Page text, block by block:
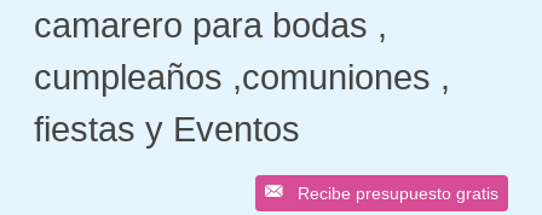
camarero para bodas ,
cumpleaños ,comuniones ,
fiestas y Eventos
Recibe presupuesto gratis